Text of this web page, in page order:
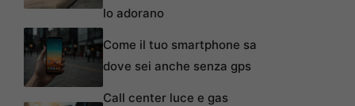
lo adorano
Come il tuo smartphone sa
dove sei anche senza gps
Call center luce e gas